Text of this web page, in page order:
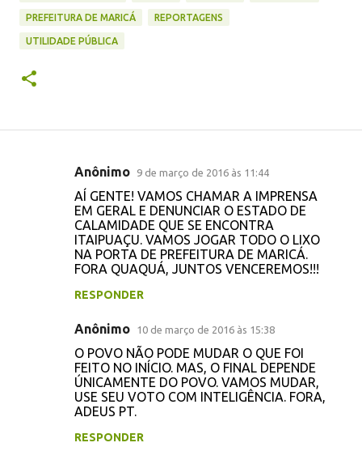
PREFEITURA DE MARICÁ REPORTAGENS
UTILIDADE PÚBLICA
Anônimo 9 de março de 2016 às 11:44
AÍ GENTE! VAMOS CHAMAR A IMPRENSA
EM GERAL E DENUNCIAR O ESTADO DE
CALAMIDADE QUE SE ENCONTRA
ITAIPUAÇU. VAMOS JOGAR TODO O LIXO
NA PORTA DE PREFEITURA DE MARICÁ.
FORA QUAQUÁ, JUNTOS VENCEREMOS!!!
RESPONDER
Anônimo 10 de março de 2016 às 15:38
O POVO NÃO PODE MUDAR O QUE FOI
FEITO NO INÍCIO. MAS, O FINAL DEPENDE
ÚNICAMENTE DO POVO. VAMOS MUDAR,
USE SEU VOTO COM INTELIGÊNCIA. FORA,
ADEUS PT.
RESPONDER